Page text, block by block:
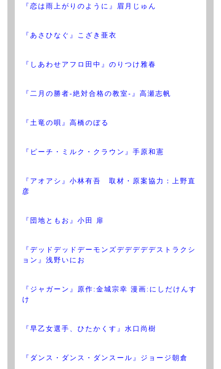
『恋は雨上がりのように』眉月じゅん
『あさひなぐ』こざき亜衣
『しあわせアフロ田中』のりつけ雅春
『二月の勝者-絶対合格の教室-』高瀬志帆
『土竜の唄』高橋のぼる
『ピーチ・ミルク・クラウン』手原和憲
『アオアシ』小林有吾 取材・原案協力：上野直
彦
『団地ともお』小田 扉
『デッドデッドデーモンズデデデデデストラクシ
ョン』浅野いにお
『ジャガーン』原作:金城宗幸 漫画:にしだけんす
け
『早乙女選手、ひたかくす』水口尚樹
『ダンス・ダンス・ダンスール』ジョージ朝倉